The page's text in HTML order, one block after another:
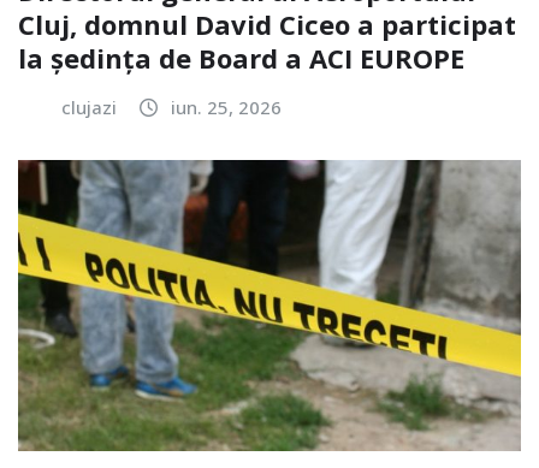
Cluj, domnul David Ciceo a participat
la ședința de Board a ACI EUROPE
clujazi iun. 25, 2026